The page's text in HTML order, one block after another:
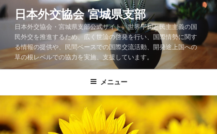
コ
ン
ツ
ッ
日本外交協会 宮城県支部
日本外交協会・宮城県支部公式サイト。世界平和と民主主義の国
民外交を推進するため、広く世論の啓発を行い、国際情勢に関す
る情報の提供や、民間ベースでの国際交流活動、開発途上国への
草の根レベルでの協力を実施、支援しています。
メニュー